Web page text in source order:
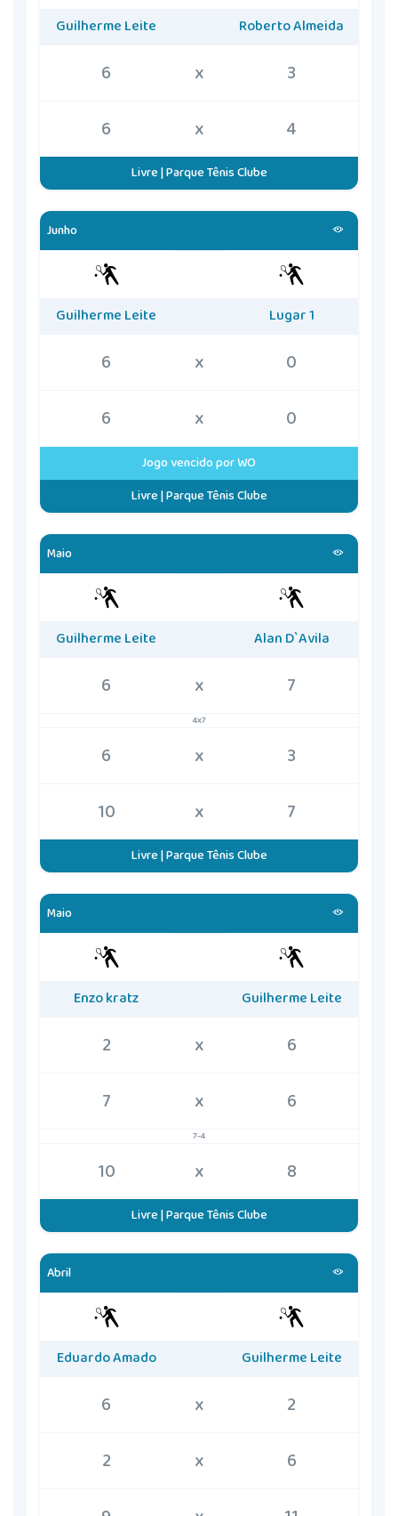
Guilherme Leite Roberto Almeida
6 x
3
6
x 4
Livre | Parque Tênis Clube
Junho
Guilherme Leite Lugar 1
6 x
0
6
x 0
Jogo vencido por WO
Livre | Parque Tênis Clube
Maio
Guilherme Leite Alan D`Avila
6 x 7
4x7
6 x
3
10
x 7
Livre | Parque Tênis Clube
Maio
Enzo kratz Guilherme Leite
2 x
6
7
x 6
7-4
10 x 8
Livre | Parque Tênis Clube
Abril
Eduardo Amado Guilherme Leite
6 x
2
2
x
6